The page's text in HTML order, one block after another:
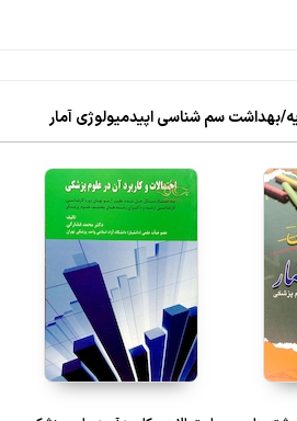
بهداشت سم شناسی اپیدمیولوژی آمار